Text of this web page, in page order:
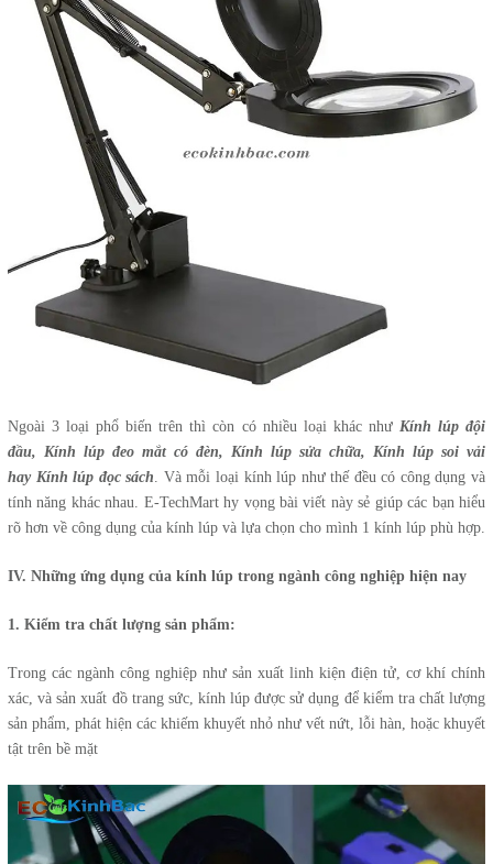
Ngoài 3 loại phổ biến trên thì còn có nhiều loại khác như Kính lúp đội
đầu, Kính lúp đeo mắt có đèn, Kính lúp sửa chữa, Kính lúp soi vải
hay Kính lúp đọc sách. Và mỗi loại kính lúp như thế đều có công dụng và
tính năng khác nhau. E-TechMart hy vọng bài viết này sẻ giúp các bạn hiểu
rõ hơn về công dụng của kính lúp và lựa chọn cho mình 1 kính lúp phù hợp.
IV. Những ứng dụng của kính lúp trong ngành công nghiệp hiện nay
1. Kiểm tra chất lượng sản phẩm:
Trong các ngành công nghiệp như sản xuất linh kiện điện tử, cơ khí chính
xác, và sản xuất đồ trang sức, kính lúp được sử dụng để kiểm tra chất lượng
sản phẩm, phát hiện các khiếm khuyết nhỏ như vết nứt, lỗi hàn, hoặc khuyết
tật trên bề mặt